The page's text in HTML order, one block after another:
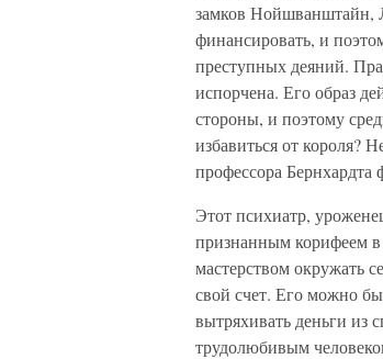
замков Нойшванштайн,
финансировать, и
преступных деяний.
испорчена. Его образ
стороны, и поэтому
избавиться от короля?
профессора Бернхардта
Этот психиатр,
признанным корифеем в
мастерством окружать
свой счет. Его можно
вытряхивать деньги из
трудолюбивым